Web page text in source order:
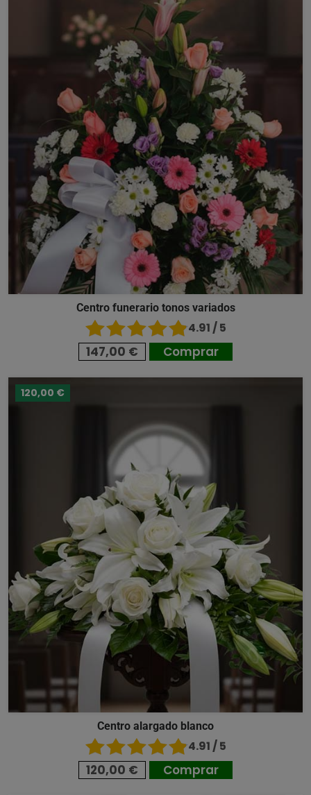
Centro funerario tonos variados
4.91 / 5
147,00 € Comprar
120,00 €
Centro alargado blanco
4.91 / 5
120,00 € Comprar